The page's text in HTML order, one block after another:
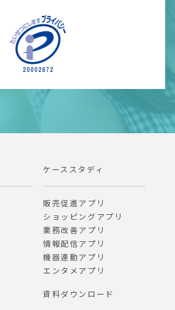
ケーススタディ
販売促進アプリ
ショッピングアプリ
業務改善アプリ
情報配信アプリ
機器連動アプリ
エンタメアプリ
資料ダウンロード